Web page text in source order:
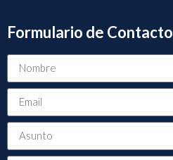
Formulario de Contacto